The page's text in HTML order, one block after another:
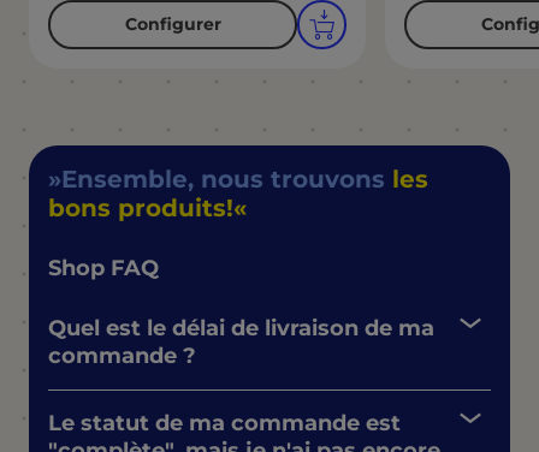
Configurer
Ensemble, nous trouvons les
bons produits!
Shop FAQ
Quel est le délai de livraison de ma
commande ?
Le statut de ma commande est